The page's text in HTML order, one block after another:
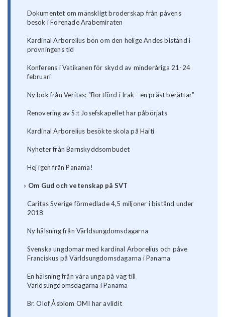
Dokumentet om mänskligt broderskap från påvens
besök i Förenade Arabemiraten
Kardinal Arborelius bön om den helige Andes bistånd i
prövningens tid
Konferens i Vatikanen för skydd av minderåriga 21-24
februari
Ny bok från Veritas: "Bortförd i Irak - en präst berättar"
Renovering av S:t Josefskapellet har påbörjats
Kardinal Arborelius besökte skola på Haiti
Nyheter från Barnskyddsombudet
Hej igen från Panama!
Om Gud och vetenskap på SVT
Caritas Sverige förmedlade 4,5 miljoner i bistånd under
2018
Ny hälsning från Världsungdomsdagarna
Svenska ungdomar med kardinal Arborelius och påve
Franciskus på Världsungdomsdagarna i Panama
En hälsning från våra unga på väg till
Världsungdomsdagarna i Panama
Br. Olof Åsblom OMI har avlidit